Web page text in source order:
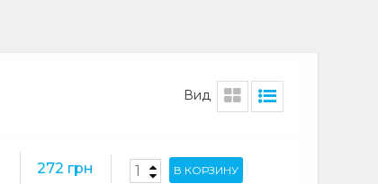
Вид
272 грн В КОРЗИНУ